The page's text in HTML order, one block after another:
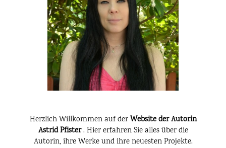
Herzlich Willkommen auf derWebsite der Autorin
Astrid Pfister. Hier erfahren Sie alles über die
Autorin, ihre Werke und ihre neuesten Projekte.